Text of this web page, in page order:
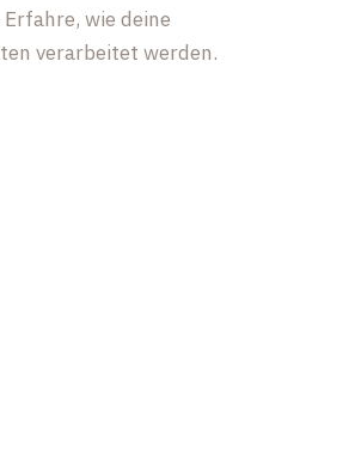
Erfahre, wie deine
verarbeitet werden.